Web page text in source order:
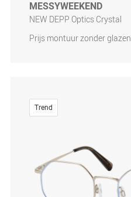
MESSYWEEKEND
NEW DEPP Optics Crystal
Prijs montuur zonder glazen
Trend